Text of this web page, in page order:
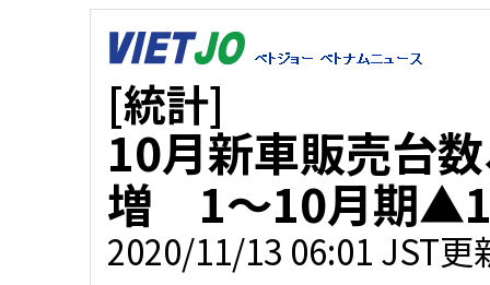
[統計]
10月新車販売台
増 1～10月期
2020/11/13 06:01 JST更